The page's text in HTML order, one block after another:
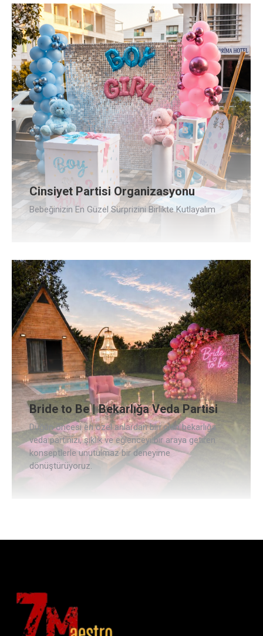
Cinsiyet Partisi Organizasyonu
Bebeğinizin En Güzel Sürprizini Birlikte Kutlayalım
Bride to Be | Bekarlığa Veda Partisi
Düğün öncesi en özel anlardan biri olan bekarlığa
veda partinizi, şıklık ve eğlenceyi bir araya getiren
konseptlerle unutulmaz bir deneyime
dönüştürüyoruz.